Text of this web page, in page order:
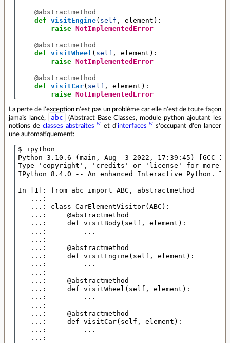
@abstractmethod
def visitEngine( self , element ):
raise NotImplementedError
@abstractmethod
def visitWheel ( self , element ):
raise NotImplementedError
@abstractmethod
def visitCar( self , element ):
raise NotImplementedError
La perte de l'exception n'est pas un problème car elle n'est de toute façon
jamais lancé,
abc
(Abstract Base Classes, module python ajoutant les
notions declasses abstraites et d'interfaces
s'occupant d'en lancer
une automatiquement:
$ ipython
Python 3.10.6 (main, Aug  3 2022, 17:39:45) [GCC
Type 'copyright', 'credits' or 'license' for more
IPython 8.4.0 -- An enhanced Interactive Python.
In [1]: from abc import ABC, abstractmethod
   ...:
   ...: class CarElementVisitor(ABC):
   ...:     @abstractmethod
   ...:     def visitBody(self, element):
   ...:         ...
   ...:
   ...:     @abstractmethod
   ...:     def visitEngine(self, element):
   ...:         ...
   ...:
   ...:     @abstractmethod
   ...:     def visitWheel(self, element):
   ...:         ...
   ...:
   ...:     @abstractmethod
   ...:     def visitCar(self, element):
   ...:         ...
   ...: